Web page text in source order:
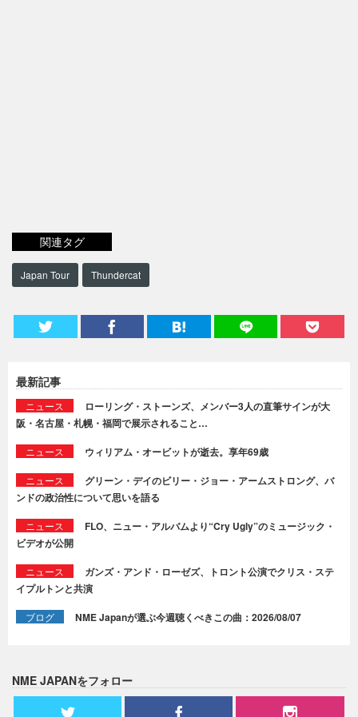
関連タグ
Japan Tour Thundercat
最新記事
ニュース
ローリング・ストーンズ、メンバー3人の直筆サインが大
阪・名古屋・札幌・福岡で展示されること…
ニュース ウィリアム・オービットが逝去。享年69歳
ニュース
グリーン・デイのビリー・ジョー・アームストロング、バ
ンドの政治性について思いを語る
ニュース
FLO、ニュー・アルバムより“Cry Ugly”のミュージック・
ビデオが公開
ニュース
ガンズ・アンド・ローゼズ、トロント公演でクリス・ステ
イプルトンと共演
ブログ NME Japanが選ぶ今週聴くべきこの曲：2026/08/07
NME JAPANをフォロー